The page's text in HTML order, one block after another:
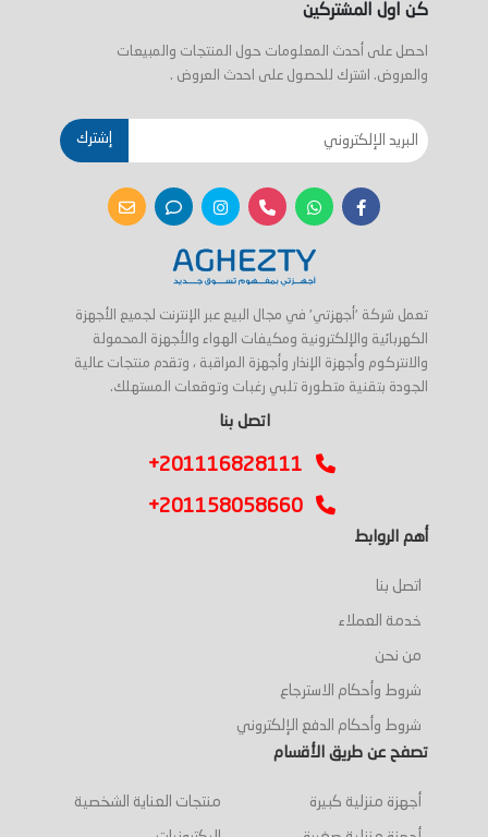
كن اول المشتركين
احصل على أحدث المعلومات حول المنتجات والمبيعات
والعروض. اشترك للحصول على احدث العروض .
إشترك
تعمل شركة 'أجهزتي' في مجال البيع عبر الإنترنت لجميع الأجهزة
الكهربائية والإلكترونية ومكيفات الهواء والأجهزة المحمولة
والانتركوم وأجهزة الإنذار وأجهزة المراقبة ، وتقدم منتجات عالية
الجودة بتقنية متطورة تلبي رغبات وتوقعات المستهلك.
اتصل بنا
+201116828111
+201158058660
أهم الروابط
اتصل بنا
خدمة العملاء
من نحن
شروط وأحكام الاسترجاع
شروط وأحكام الدفع الإلكتروني
تصفح عن طريق الأقسام
أجهزة منزلية كبيرة منتجات العناية الشخصية